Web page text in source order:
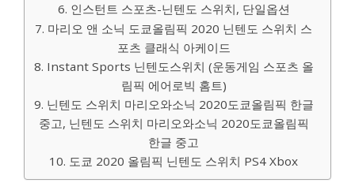
6. 인스턴트 스포츠-닌텐도 스위치, 단일옵션
7. 마리오 앤 소닉 도쿄올림픽 2020 닌텐도 스위치 스
포츠 클래식 아케이드
8. Instant Sports 닌텐도스위치 (운동게임 스포츠 올
림픽 에어로빅 홈트)
9. 닌텐도 스위치 마리오와소닉 2020도쿄올림픽 한글
중고, 닌텐도 스위치 마리오와소닉 2020도쿄올림픽
한글 중고
10. 도쿄 2020 올림픽 닌텐도 스위치 PS4 Xbox